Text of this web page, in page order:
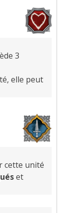
3
elle peut
cette unité
et